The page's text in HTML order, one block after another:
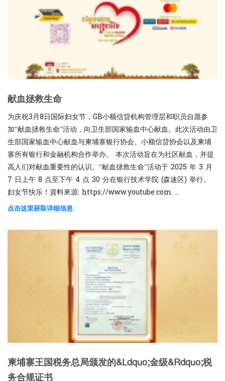
献血拯救生命
为庆祝3月8日国际妇女节，GB小额信贷机构管理层和职员自愿参
加“献血拯救生命”活动，向卫生部国家输血中心献血。此次活动由卫
生部国家输血中心献血与柬埔寨银行协会、小额信贷协会以及柬埔
寨所有银行和金融机构合作举办。 本次活动旨在为社区献血，并提
高人们对献血重要性的认识。“献血拯救生命”活动于 2025 年 3 月
7 日上午 8 点至下午 4 点 30 分在银行技术学院 (森速区) 举行。
妇女节快乐！資料來源: https://www.youtube.com ...
点击这里获取详细信息
柬埔寨王国税务总局颁发的&ldquo;金级&rdquo;税